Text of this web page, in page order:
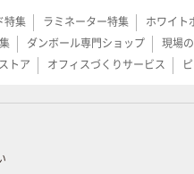
特集 ラミネーター特集 ホワイト
ダンボール専門ショップ 現場
トア オフィスづくりサービス